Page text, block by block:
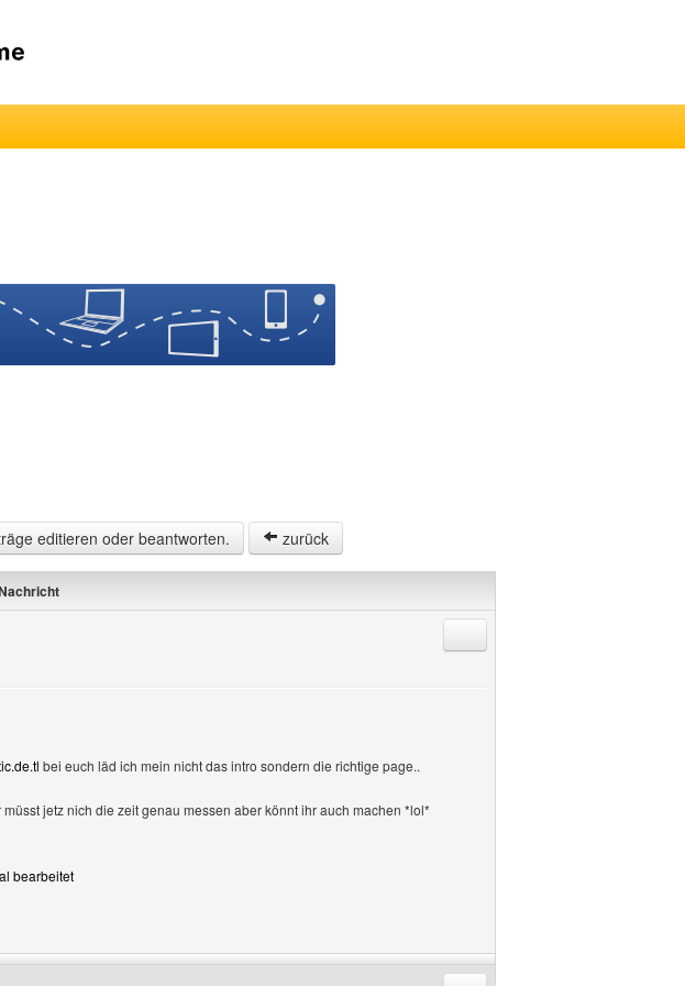
editieren oder beantworten. zurück
bei euch läd ich mein nicht das intro sondern die richtige page..
jetz nich die zeit genau messen aber könnt ihr auch machen *lol*
bearbeitet